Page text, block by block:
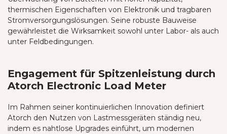
thermischen Eigenschaften von Elektronik und tragbaren
Stromversorgungslösungen. Seine robuste Bauweise
gewährleistet die Wirksamkeit sowohl unter Labor- als auch
unter Feldbedingungen.
Engagement für Spitzenleistung durch
Atorch Electronic Load Meter
Im Rahmen seiner kontinuierlichen Innovation definiert
Atorch den Nutzen von Lastmessgeräten ständig neu,
indem es nahtlose Upgrades einführt, um modernen